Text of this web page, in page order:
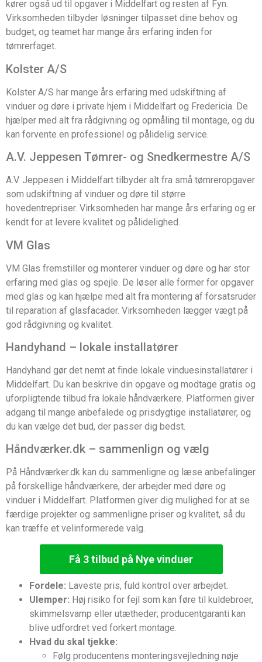
kører også ud til opgaver i Middelfart og resten af Fyn.
Virksomheden tilbyder løsninger tilpasset dine behov og
budget, og teamet har mange års erfaring inden for
tømrerfaget.
Kolster A/S
Kolster A/S har mange års erfaring med udskiftning af
vinduer og døre i private hjem i Middelfart og Fredericia. De
hjælper med alt fra rådgivning og opmåling til montage, og du
kan forvente en professionel og pålidelig service.
A.V. Jeppesen Tømrer- og Snedkermestre A/S
A.V. Jeppesen i Middelfart tilbyder alt fra små tømreropgaver
som udskiftning af vinduer og døre til større
hovedentrepriser. Virksomheden har mange års erfaring og er
kendt for at levere kvalitet og pålidelighed.
VM Glas
VM Glas fremstiller og monterer vinduer og døre og har stor
erfaring med glas og spejle. De løser alle former for opgaver
med glas og kan hjælpe med alt fra montering af forsatsruder
til reparation af glasfacader. Virksomheden lægger vægt på
god rådgivning og kvalitet.
Handyhand – lokale installatører
Handyhand gør det nemt at finde lokale vinduesinstallatører i
Middelfart. Du kan beskrive din opgave og modtage gratis og
uforpligtende tilbud fra lokale håndværkere. Platformen giver
adgang til mange anbefalede og prisdygtige installatører, og
du kan vælge det bud, der passer dig bedst.
Håndværker.dk – sammenlign og vælg
På Håndværker.dk kan du sammenligne og læse anbefalinger
på forskellige håndværkere, der arbejder med døre og
vinduer i Middelfart. Platformen giver dig mulighed for at se
færdige projekter og sammenligne priser og kvalitet, så du
kan træffe et velinformerede valg.
Få 3 tilbud på Nye vinduer
Fordele: Laveste pris, fuld kontrol over arbejdet.
Ulemper: Høj risiko for fejl som kan føre til kuldebroer,
skimmelsvamp eller utætheder; producentgaranti kan
blive udfordret ved forkert montage.
Hvad du skal tjekke:
Følg producentens monteringsvejledning nøje